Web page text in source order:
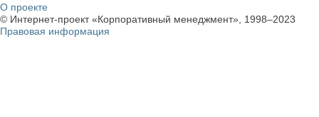
О проекте
© Интернет-проект «Корпоративный менеджмент», 1998–2023
Правовая информация